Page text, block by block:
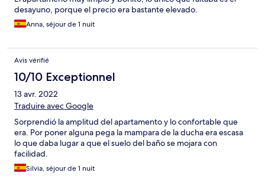
desayuno, porque el precio era bastante elevado.
Anna, séjour de 1 nuit
Avis vérifié
10/10 Exceptionnel
13 avr. 2022
Traduire avec Google
Sorprendió la amplitud del apartamento y lo confortable que
era. Por poner alguna pega la mampara de la ducha era escasa
lo que daba lugar a que el suelo del baño se mojara con
facilidad.
Silvia, séjour de 1 nuit